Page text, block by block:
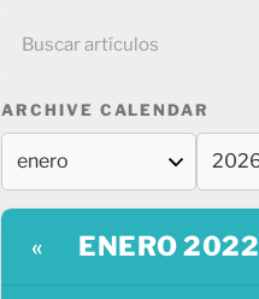
ARCHIVE CALENDAR
« ENERO 2022